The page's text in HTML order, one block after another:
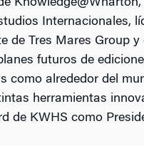
Internacionales,
de Tres Mares Group
futuros de
como alrededor del
herramientas
de KWHS como